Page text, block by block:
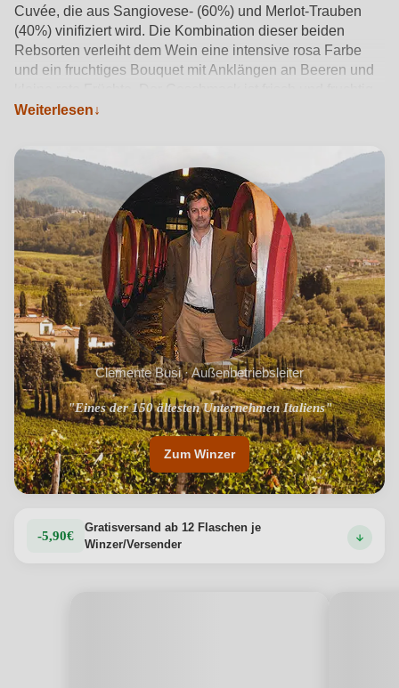
Cuvée, die aus Sangiovese- (60%) und Merlot-Trauben
(40%) vinifiziert wird. Die Kombination dieser beiden
Rebsorten verleiht dem Wein eine intensive rosa Farbe
und ein fruchtiges Bouquet mit Anklängen an Beeren und
mit einem leichten Hauch von Säure und minimalem
Vorspeisen, Fischgerichten oder leichten Mahlzeiten passt
oder einfach als Aperitif getrunken werden kann.
Produktdetails anzeigen →
Weiterlesen
Clemente Busi · Außenbetriebsleiter
"Eines der 150 ältesten Unternehmen Italiens"
Zum Winzer
-5,90€
Gratisversand ab 12 Flaschen je
Winzer/Versender